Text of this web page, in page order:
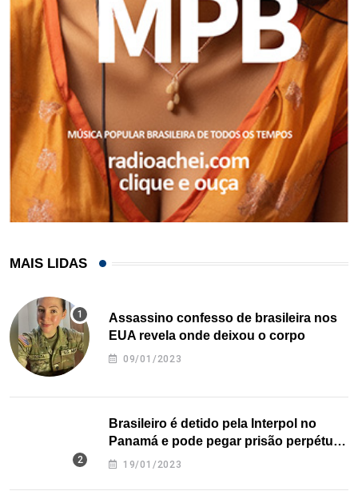
MAIS LIDAS
Assassino confesso de brasileira nos
EUA revela onde deixou o corpo
09/01/2023
Brasileiro é detido pela Interpol no
Panamá e pode pegar prisão perpétua
nos EUA
19/01/2023